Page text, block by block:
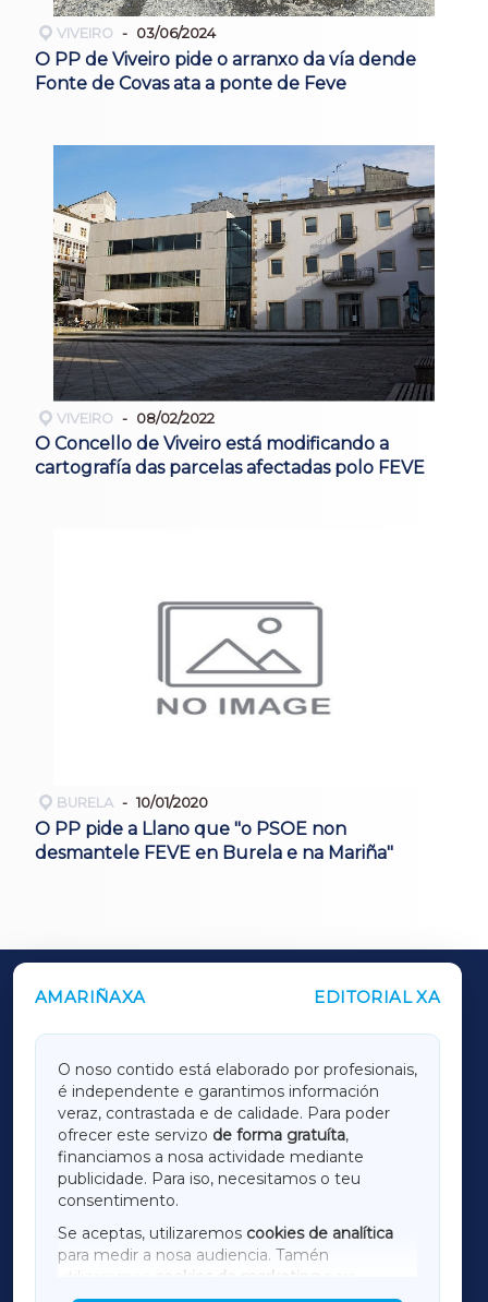
VIVEIRO 03/06/2024
O PP de Viveiro pide o arranxo da vía dende
Fonte de Covas ata a ponte de Feve
VIVEIRO 08/02/2022
O Concello de Viveiro está modificando a
cartografía das parcelas afectadas polo FEVE
BURELA 10/01/2020
O PP pide a Llano que "o PSOE non
desmantele FEVE en Burela e na Mariña"
AMARIÑAXA EDITORIAL XA
O noso contido está elaborado por profesionais,
é independente e garantimos información
veraz, contrastada e de calidade. Para poder
ofrecer este servizo de forma gratuíta,
financiamos a nosa actividade mediante
publicidade. Para iso, necesitamos o teu
consentimento.
Se aceptas, utilizaremos cookies de analítica
para medir a nosa audiencia. Tamén
utilizaremos
cookies de marketing
OUTROS PERIÓDICOS
LUGOXA
TERRACHAXA
AMARIÑAXA